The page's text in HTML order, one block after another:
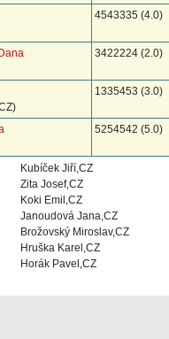
4543335 (4.0)
3422224 (2.0)
1335453 (3.0)
5254542 (5.0)
Kubíček Jiří,CZ
Zita Josef,CZ
Koki Emil,CZ
Janoudová Jana,CZ
Brožovský Miroslav,CZ
Hruška Karel,CZ
Horák Pavel,CZ